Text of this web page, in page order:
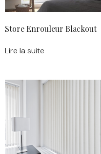
Store Enrouleur Blackout
Lire la suite